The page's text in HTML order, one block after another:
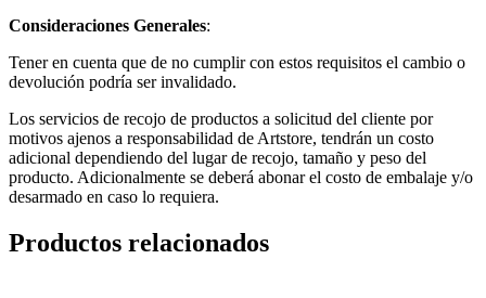
Consideraciones Generales:
Tener en cuenta que de no cumplir con estos requisitos el cambio o
devolución podría ser invalidado.
Los servicios de recojo de productos a solicitud del cliente por
motivos ajenos a responsabilidad de Artstore, tendrán un costo
adicional dependiendo del lugar de recojo, tamaño y peso del
producto. Adicionalmente se deberá abonar el costo de embalaje y/o
desarmado en caso lo requiera.
Productos relacionados